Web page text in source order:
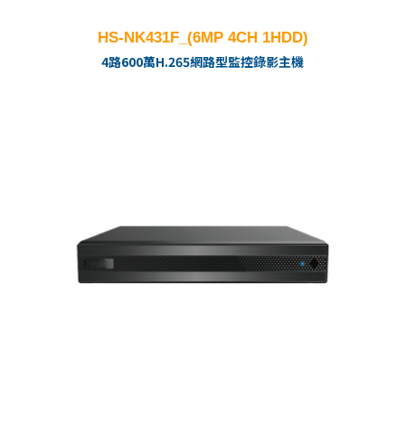
HS-NK431F_(6MP 4CH 1HDD)
4路600萬H.265網路型監控錄影主機